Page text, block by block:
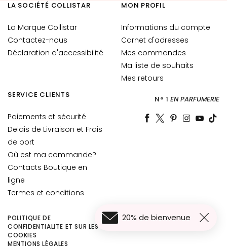
è
m
e
s
u
l
e
v
i
s
a
g
e
C
o
n
20% de bienvenue
LA SOCIÉTÉ COLLISTAR
La Marque Collistar
Contactez-nous
Déclaration d'accessibilité
SERVICE CLIENTS
Paiements et sécurité
Delais de Livraison et Frais
de port
Où est ma commande?
Contacts Boutique en
ligne
Termes et conditions
POLITIQUE DE
CONFIDENTIALITE ET SUR LES
COOKIES
MENTIONS LÉGALES
MON PROFIL
Informations du compte
Carnet d'adresses
Mes commandes
Ma liste de souhaits
Mes retours
N° 1 EN PARFUMERIE